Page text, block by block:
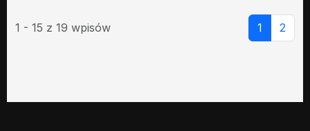
1 - 15 z 19 wpisów 1 2